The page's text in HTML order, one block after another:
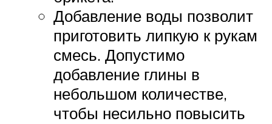
Добавление воды позволит
приготовить липкую к рукам
смесь. Допустимо
добавление глины в
небольшом количестве,
чтобы несильно повысить